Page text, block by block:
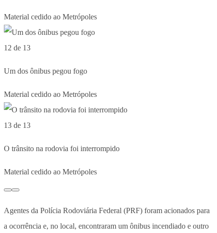
Material cedido ao Metrópoles
12 de 13
Um dos ônibus pegou fogo
Material cedido ao Metrópoles
13 de 13
O trânsito na rodovia foi interrompido
Material cedido ao Metrópoles
Agentes da Polícia Rodoviária Federal (PRF) foram acionados para
a ocorrência e, no local, encontraram um ônibus incendiado e outro